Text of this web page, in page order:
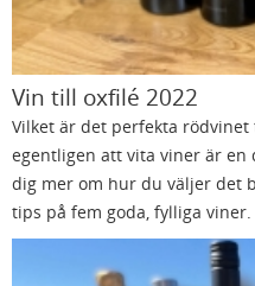
Vin till oxfilé 2022
Vilket är det perfekta
egentligen att vita viner är
dig mer om hur du väljer det
tips på fem goda, fylliga viner.